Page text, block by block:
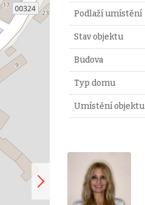
Podlaží umístění
Stav objektu
Budova
Typ domu
Umístění objektu